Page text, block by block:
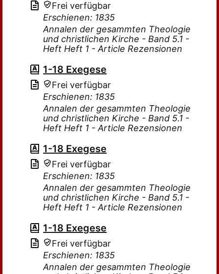
Frei verfügbar
Erschienen: 1835
Annalen der gesammten Theologie
und christlichen Kirche - Band 5.1 -
Heft Heft 1 - Article Rezensionen
1-18 Exegese
Frei verfügbar
Erschienen: 1835
Annalen der gesammten Theologie
und christlichen Kirche - Band 5.1 -
Heft Heft 1 - Article Rezensionen
1-18 Exegese
Frei verfügbar
Erschienen: 1835
Annalen der gesammten Theologie
und christlichen Kirche - Band 5.1 -
Heft Heft 1 - Article Rezensionen
1-18 Exegese
Frei verfügbar
Erschienen: 1835
Annalen der gesammten Theologie